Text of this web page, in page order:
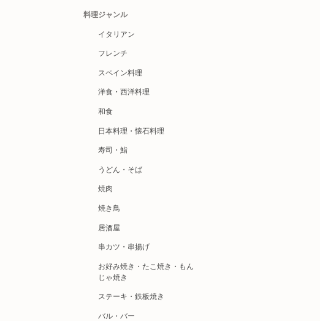
料理ジャンル
イタリアン
フレンチ
スペイン料理
洋食・西洋料理
和食
日本料理・懐石料理
寿司・鮨
うどん・そば
焼肉
焼き鳥
居酒屋
串カツ・串揚げ
お好み焼き・たこ焼き・もん
じゃ焼き
ステーキ・鉄板焼き
バル・バー